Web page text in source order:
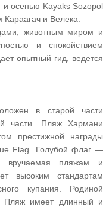
осенью Kayaks Sozopol
и Велека.
животным миром и
и спокойствием
опытный гид, ведется
в старой части
части. Пляж Хармани
престижной награды
Flag. Голубой флаг —
вручаемая пляжам и
высоким стандартам
купания. Родиной
Пляж имеет длинный и